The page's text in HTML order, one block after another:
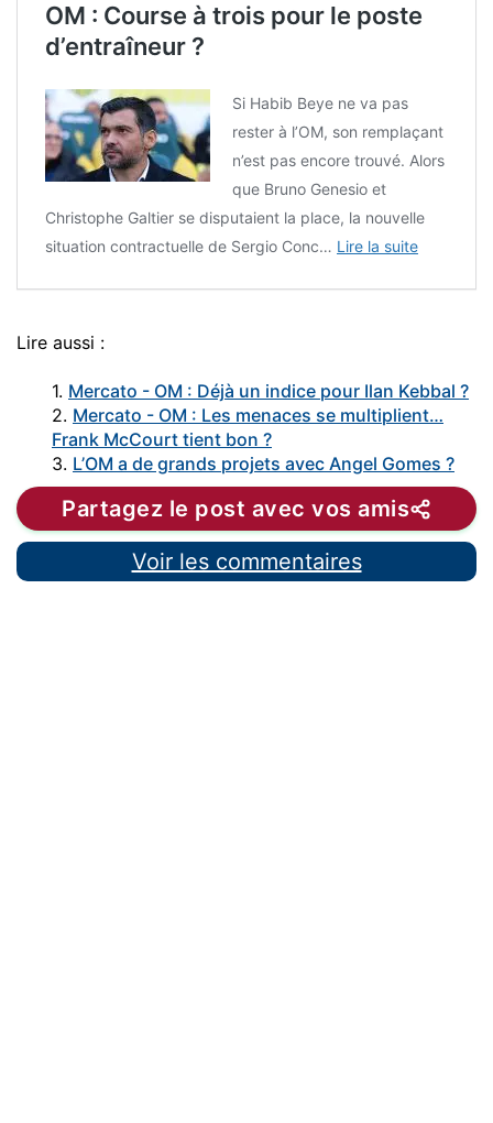
OM : Course à trois pour le poste
d’entraîneur ?
Si Habib Beye ne va pas
rester à l’OM, son remplaçant
n’est pas encore trouvé. Alors
que Bruno Genesio et
Christophe Galtier se disputaient la place, la nouvelle
situation contractuelle de Sergio Conc… Lire la suite
Lire aussi :
1. Mercato - OM : Déjà un indice pour Ilan Kebbal ?
2. Mercato - OM : Les menaces se multiplient…
Frank McCourt tient bon ?
3. L’OM a de grands projets avec Angel Gomes ?
Partagez le post avec vos amis
Voir les commentaires